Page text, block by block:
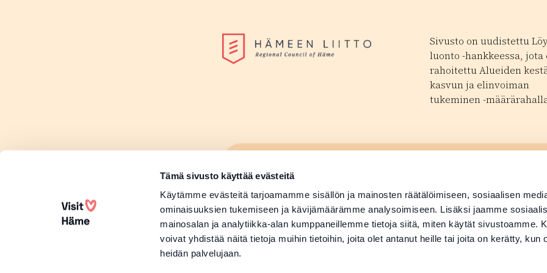
Tämä sivusto käyttää evästeitä
Käytämme evästeitä tarjoamamme sisällön ja mainosten räätälöimiseen, sosiaalisen
ominaisuuksien tukemiseen ja kävijämäärämme analysoimiseen. Lisäksi jaamme
mainosalan ja analytiikka-alan kumppaneillemme tietoja siitä, miten käytät sivustoamme.
voivat yhdistää näitä tietoja muihin tietoihin, joita olet antanut heille tai joita on kerätty, kun
heidän palvelujaan.
Sivusto on uudistettu
luonto -hankkeessa, jota
rahoitettu Alueiden
kasvun ja elinvoiman
tukeminen -
Lisää tapahtuma
Sivu avautuu uudessa ikkunassa
Lisää tuotetiedot
Medialle